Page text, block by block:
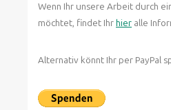
Wenn Ihr unsere Arbeit durch
möchtet, findet Ihrhier alle
Alternativ könnt Ihr per PayPal